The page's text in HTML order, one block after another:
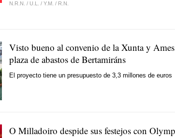
N.R.N. / U.L. / Y.M. / R.N.
Visto bueno al convenio de la Xunta y
plaza de abastos de Bertamiráns
El proyecto tiene un presupuesto de 3,3 millones de euros
O Milladoiro despide sus festejos con